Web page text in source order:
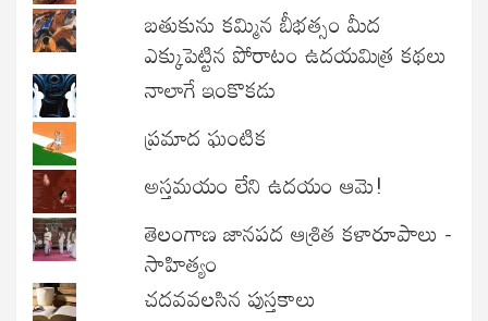
బతుకును కమ్మిన బీభత్సం మీద
ఎక్కుపెట్టిన పోరాటం ఉదయమిత్ర కథలు
నాలాగే ఇంకొకడు
ప్రమాద ఘంటిక
అస్తమయం లేని ఉదయం ఆమె!
తెలంగాణ జానపద ఆశ్రిత కళారూపాలు -
సాహిత్యం
చదవవలసిన పుస్తకాలు